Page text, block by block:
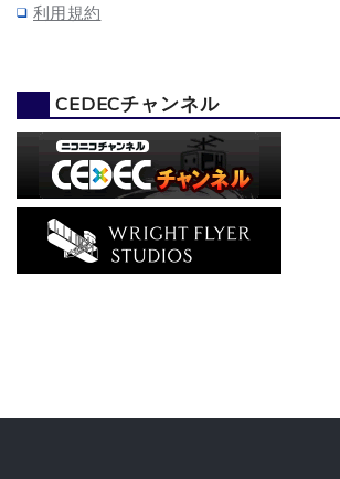
利用規約
CEDECチャンネル